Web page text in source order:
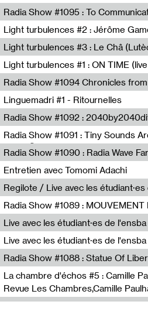
Loraine Baud,Sylvain Cardonnel
Usmaradio
Lutèce Lockness
Jérôme Game,Jean-Michel
Reboot.fm
Linguemadri #1 - Ritournelles
Meris Angioletti
Radia Show #1092 :
Diffusion FM
Radia Show #1091 : Tiny Sounds
Radio Študent
Wave Farm
Entretien avec Tomomi Adachi
Tomomi Adachi,Loraine Baud
Radio Panik
Live avec les étudiant·es de
Live avec les étudiant·es de
Resonance
La chambre d'échos #5 : Camille
Revue Les Chambres,Camille